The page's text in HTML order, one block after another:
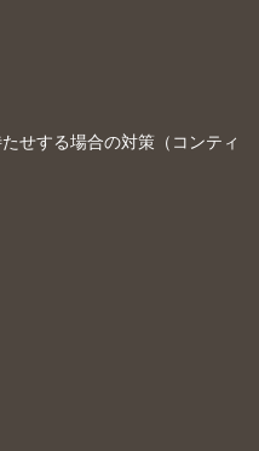
せする場合の対策（コンティ